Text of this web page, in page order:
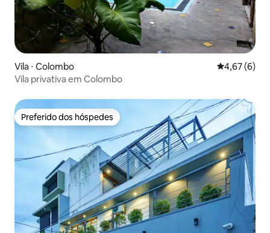
Vila ⋅ Colombo 4,67 de uma
4,67 (6)
Vila privativa em Colombo
Preferido dos hóspedes
Preferido dos hóspedes